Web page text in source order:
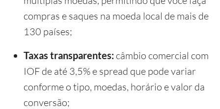
compras e saques na moeda local de mais de
130 países;
Taxas transparentes: câmbio comercial com
IOF de até 3,5% e spread que pode variar
conforme o tipo, moedas, horário e valor da
conversão;